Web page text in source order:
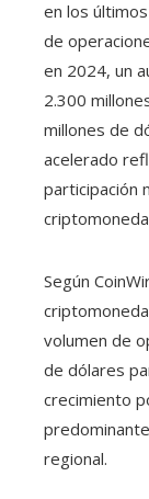
en los
de
en 2024, un
2.300
millones de
acelerado
participación
Según
volumen de
de dólares
crecimiento
regional.